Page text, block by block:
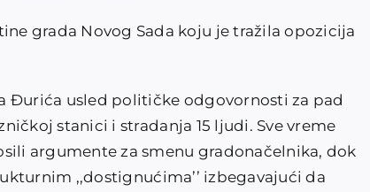
grada Novog Sada koju je tražila opozicija
Đurića usled političke odgovornosti za pad
stanici i stradanja 15 ljudi. Sve vreme
argumente za smenu gradonačelnika, dok
,,dostignućima’’ izbegavajući da